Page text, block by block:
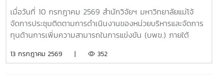
เมื่อวันที่ 10 กรกฎาคม 2569 สำนักวิจัยฯ มหาวิทยาลัยแม่โจ้
จัดการประชุมติดตามการดำเนินงานของหน่วยบริหารและจัดการ
ทุนด้านการเพิ่มความสามารถในการแข่งขัน (บพข.) ภายใต้
แข่งขันและการพัฒนาพื้นที่ (องค์การมหาชน) ณ ห้องประชุมรวง
13 กรกฎาคม 2569 | 352